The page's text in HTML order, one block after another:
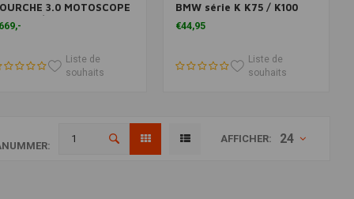
3.0 MOTOSCOPE
/ DAYTONA 80
votre modèle)
Liste de
souhaits
BMW série K K75 / K100
(choisir la variante)
€44,95
Liste de
souhaits
AFFICHER: 24